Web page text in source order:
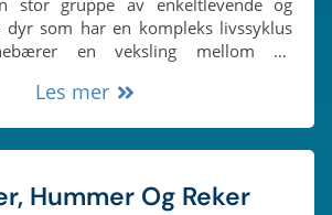
stor gruppe av enkeltlevende og
dyr som har en kompleks livssyklus
en veksling mellom en
i likhet med de ekte
Les mer
Hummer Og Reker